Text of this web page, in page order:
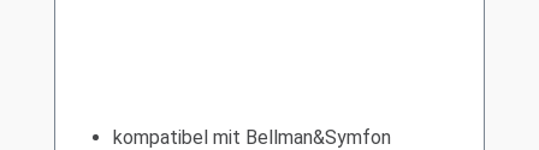
kompatibel mit Bellman&Symfon